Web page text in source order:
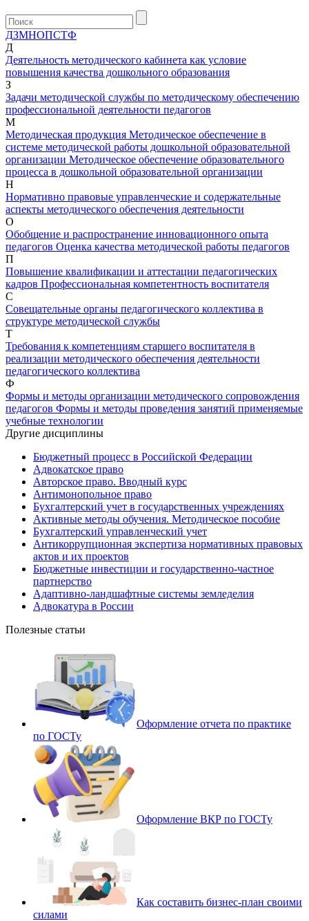
ДЗМНОПСТФ
Д
Деятельность методического кабинета как условие
повышения качества дошкольного образования
З
Задачи методической службы по методическому обеспечению
профессиональной деятельности педагогов
М
Методическая продукция Методическое обеспечение в
системе методической работы дошкольной образовательной
организации Методическое обеспечение образовательного
процесса в дошкольной образовательной организации
Н
Нормативно правовые управленческие и содержательные
аспекты методического обеспечения деятельности
О
Обобщение и распространение инновационного опыта
педагогов Оценка качества методической работы педагогов
П
Повышение квалификации и аттестации педагогических
кадров Профессиональная компетентность воспитателя
С
Совещательные органы педагогического коллектива в
структуре методической службы
Т
Требования к компетенциям старшего воспитателя в
реализации методического обеспечения деятельности
педагогического коллектива
Ф
Формы и методы организации методического сопровождения
педагогов Формы и методы проведения занятий применяемые
учебные технологии
Другие дисциплины
Бюджетный процесс в Российской Федерации
Адвокатское право
Авторское право. Вводный курс
Антимонопольное право
Бухгалтерский учет в государственных учреждениях
Активные методы обучения. Методическое пособие
Бухгалтерский управленческий учет
Антикоррупционная экспертиза нормативных правовых
актов и их проектов
Бюджетные инвестиции и государственно-частное
партнерство
Адаптивно-ландшафтные системы земледелия
Адвокатура в России
Полезные статьи
Оформление отчета по практике
по ГОСТу
Оформление ВКР по ГОСТу
Как составить бизнес-план своими
силами